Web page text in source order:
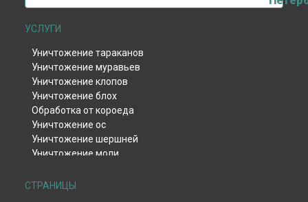
УСЛУГИ
Уничтожение тараканов
Уничтожение муравьев
Уничтожение клопов
Уничтожение блох
Обработка от короеда
Уничтожение ос
Уничтожение шершней
Уничтожение моли
Уничтожение клещей
СТРАНИЦЫ